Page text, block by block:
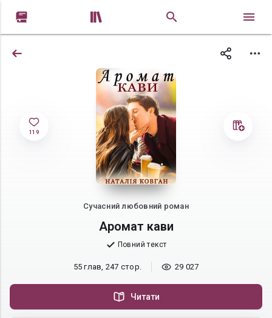
 
119
Сучасний любовний роман
Аромат кави
Повний текст
55 глав, 247 стор. 29 027
Читати